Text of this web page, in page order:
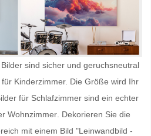
sind sicher und geruchsneutral
Kinderzimmer. Die Größe wird Ihr
für Schlafzimmer sind ein echter
Wohnzimmer . Dekorieren Sie die
mit einem Bild "Leinwandbild -